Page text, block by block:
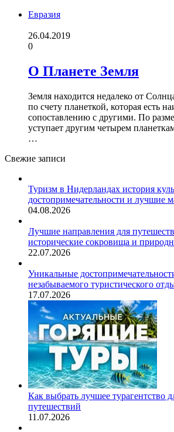
Евразия
26.04.2019
0
О Планете Земля
Земля находится недалеко от
по счету планеткой, которая есть
сопоставлению с другими. По
уступает другим четырем
…
Свежие записи
Туризм в Нидерландах история
достопримечательности и лучшие
04.08.2026
Лучшие направления для
исторические сокровища и
22.07.2026
Уникальные
незабываемого туристического
17.07.2026
Как выбрать лучшее турагентство
путешествий
11.07.2026